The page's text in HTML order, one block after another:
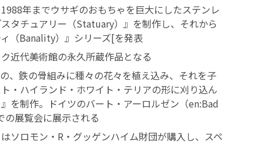
年までウサギのおもちゃを巨大にしたステンレ
タチュアリー（Statuary）』を制作し、それから
ィ（Banality）』シリーズ[を発表
近代美術館の永久所蔵作品となる
、鉄の骨組みに種々の花々を植え込み、それを子
・ハイランド・ホワイト・テリアの形に刈り込ん
を制作。ドイツのバート・アーロルゼン（en:Bad
の展覧会に展示される
はソロモン・R・グッゲンハイム財団が購入し、スペ